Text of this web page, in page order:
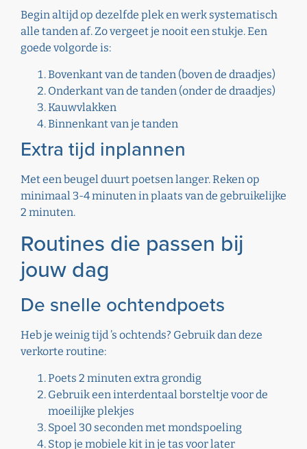
Begin altijd op dezelfde plek en werk systematisch
alle tanden af. Zo vergeet je nooit een stukje. Een
goede volgorde is:
Bovenkant van de tanden (boven de draadjes)
Onderkant van de tanden (onder de draadjes)
Kauwvlakken
Binnenkant van je tanden
Extra tijd inplannen
Met een beugel duurt poetsen langer. Reken op
minimaal 3-4 minuten in plaats van de gebruikelijke
2 minuten.
Routines die passen bij
jouw dag
De snelle ochtendpoets
Heb je weinig tijd ’s ochtends? Gebruik dan deze
verkorte routine:
Poets 2 minuten extra grondig
Gebruik een interdentaal borsteltje voor de
moeilijke plekjes
Spoel 30 seconden met mondspoeling
Stop je mobiele kit in je tas voor later